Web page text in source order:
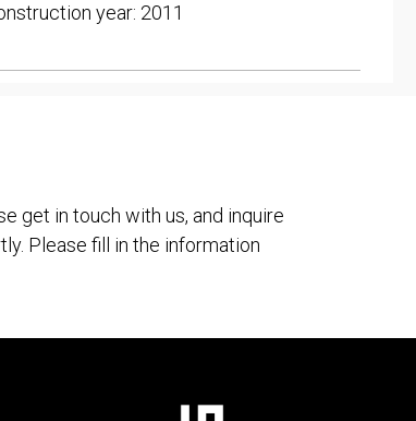
year: 2011
get in touch with us, and inquire
Please fill in the information